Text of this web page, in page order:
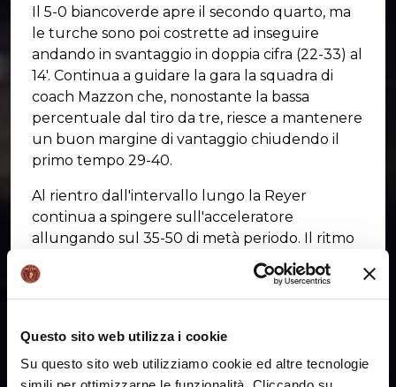
Questo sito web utilizza i cookie
Su questo sito web utilizziamo cookie ed altre tecnologie
Il 5-0 biancoverde apre il secondo quarto, ma
le turche sono poi costrette ad inseguire
andando in svantaggio in doppia cifra (22-33) al
14'. Continua a guidare la gara la squadra di
coach Mazzon che, nonostante la bassa
percentuale dal tiro da tre, riesce a mantenere
un buon margine di vantaggio chiudendo il
primo tempo 29-40.
Al rientro dall'intervallo lungo la Reyer
continua a spingere sull'acceleratore
allungando sul 35-50 di metà periodo. Il ritmo
del gioco si abbassa, le orogranata faticano a
trovare fluidità offensiva ma rimangono
sempre con le redini in mano della partita: 44-
Nell'ultima frazione, Bursa riesce a rosicchiare
qualche punto (55-65 a 5'31"), ma l'Umana non